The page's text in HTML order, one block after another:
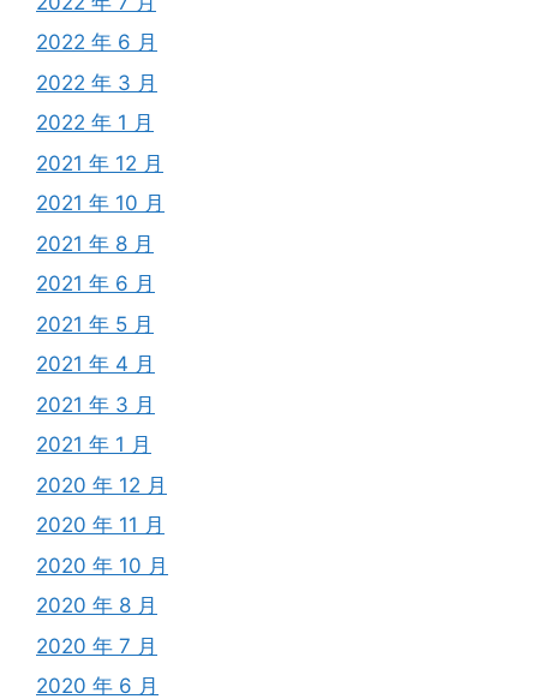
2022 年 6 月
2022 年 3 月
2022 年 1 月
2021 年 12 月
2021 年 10 月
2021 年 8 月
2021 年 6 月
2021 年 5 月
2021 年 4 月
2021 年 3 月
2021 年 1 月
2020 年 12 月
2020 年 11 月
2020 年 10 月
2020 年 8 月
2020 年 7 月
2020 年 6 月